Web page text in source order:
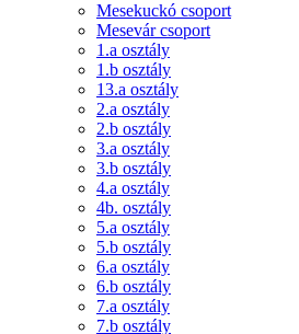
Mesekuckó csoport
Mesevár csoport
1.a osztály
1.b osztály
13.a osztály
2.a osztály
2.b osztály
3.a osztály
3.b osztály
4.a osztály
4b. osztály
5.a osztály
5.b osztály
6.a osztály
6.b osztály
7.a osztály
7.b osztály